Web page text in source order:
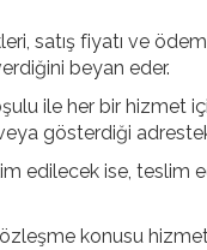
satış fiyatı ve
beyan eder.
ile her bir hizmet
gösterdiği
edilecek ise, teslim
konusu